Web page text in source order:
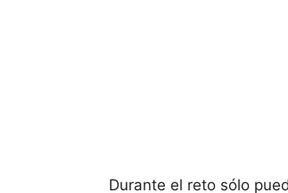
Durante el reto sólo